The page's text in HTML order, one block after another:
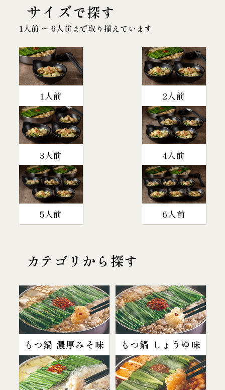
サイズで探す
1人前 〜 6人前まで取り揃えています
1人前 2人前
3人前 4人前
5人前 6人前
カテゴリから探す
もつ鍋 濃厚みそ味 もつ鍋 しょうゆ味